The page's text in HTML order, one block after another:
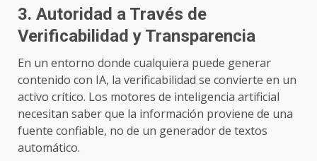
3. Autoridad a Través de
Verificabilidad y Transparencia
En un entorno donde cualquiera puede generar
contenido con IA, la verificabilidad se convierte en un
activo crítico. Los motores de inteligencia artificial
necesitan saber que la información proviene de una
fuente confiable, no de un generador de textos
automático.